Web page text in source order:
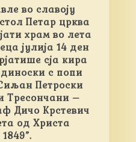
во славоју
Петар црква
храм во лета
јулија 14 ден
сја кира
с попи
Петроски
Тресончани –
Дичо Крстевич
од Христа